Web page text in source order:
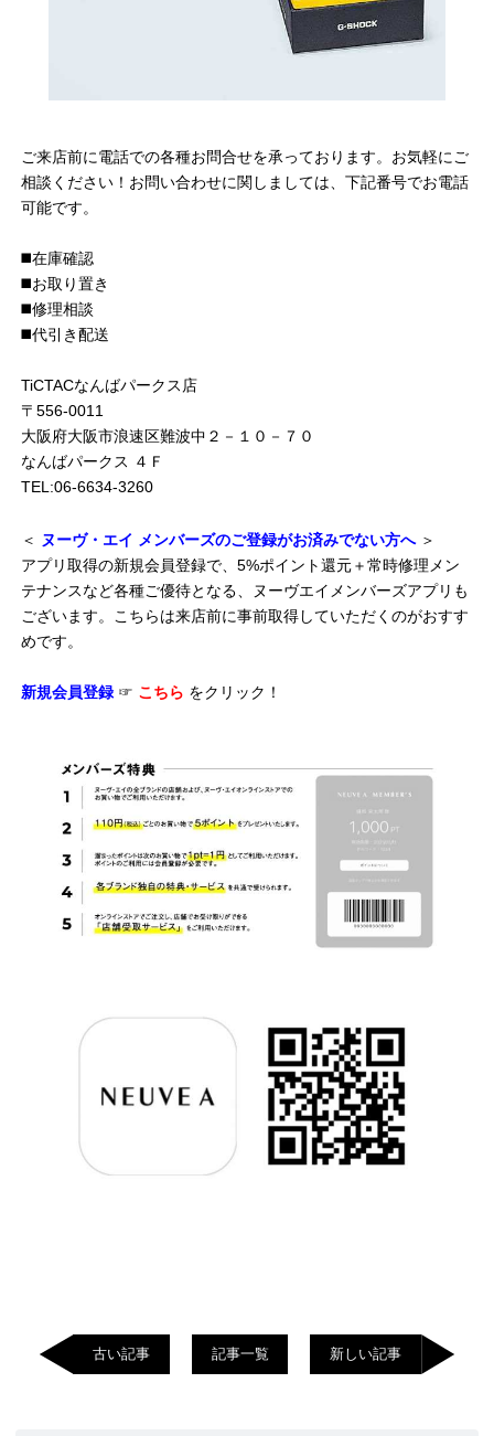
ご来店前に電話での各種お問合せを承っております。お気軽にご
相談ください！お問い合わせに関しましては、下記番号でお電話
可能です。
◼️在庫確認
◼️お取り置き
◼️修理相談
◼️代引き配送
TiCTACなんばパークス店
〒556-0011
大阪府大阪市浪速区難波中２－１０－７０
なんばパークス ４Ｆ
TEL:06-6634-3260
＜ ヌーヴ・エイ メンバーズのご登録がお済みでない方へ ＞
アプリ取得の新規会員登録で、5%ポイント還元＋常時修理メン
テナンスなど各種ご優待となる、ヌーヴエイメンバーズアプリも
ございます。こちらは来店前に事前取得していただくのがおすす
めです。
新規会員登録 ☞ こちら をクリック！
古い記事 記事一覧 新しい記事